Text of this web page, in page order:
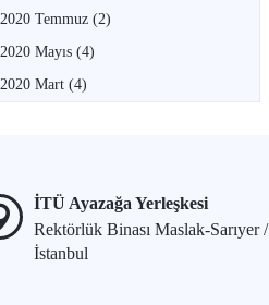
2020 Temmuz (2)
2020 Mayıs (4)
2020 Mart (4)
İTÜ Ayazağa Yerleşkesi
Rektörlük Binası Maslak-Sarıyer /
İstanbul